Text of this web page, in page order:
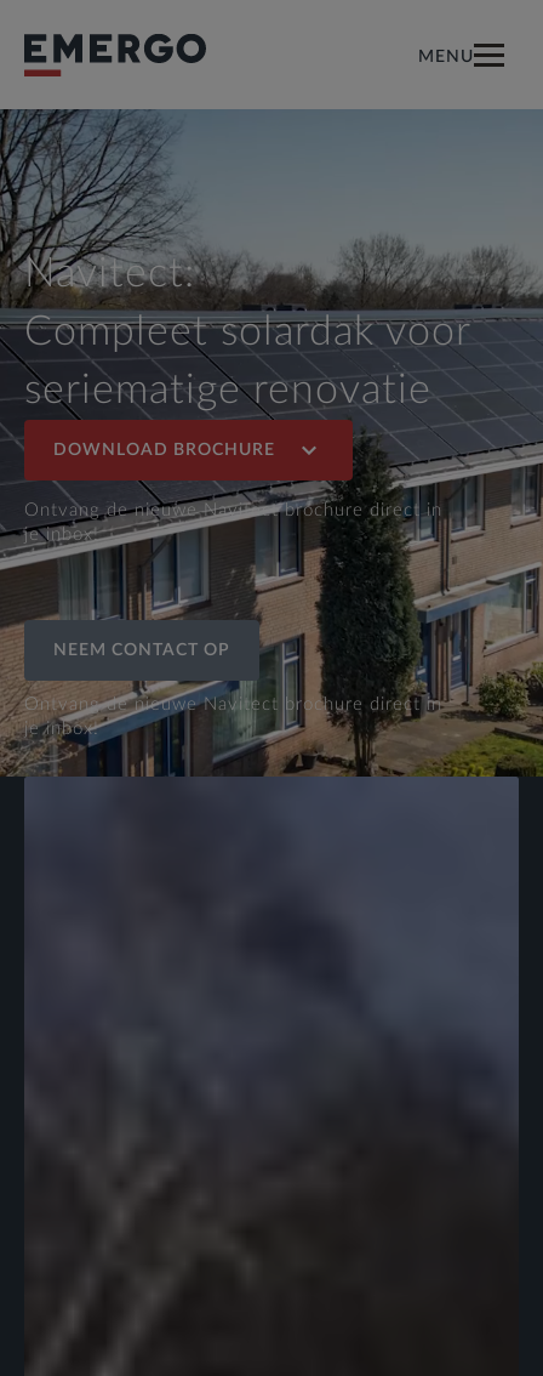
MENU
Navitect:
Compleet solardak voor
seriematige renovatie
DOWNLOAD BROCHURE
Ontvang de nieuwe Navitect brochure direct in
je inbox!
NEEM CONTACT OP
Ontvang de nieuwe Navitect brochure direct in
je inbox!